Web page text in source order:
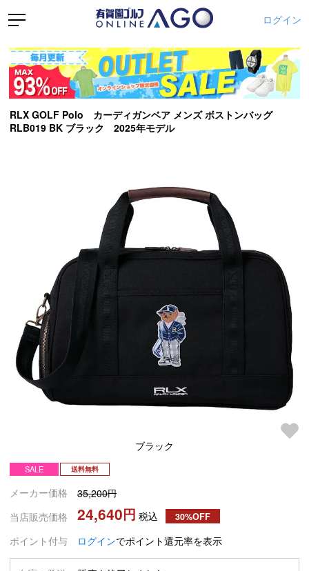
ログイン
RLX GOLF Polo カーディガンベア メンズ ボストンバッグ
RLB019 BK ブラック 2025年モデル
ブラック
SALE 送料無料
メーカー価格
35,200
当店販売価格
24,640 税込 30%OFF
ポイント付与 ログインでポイント還元率を表示